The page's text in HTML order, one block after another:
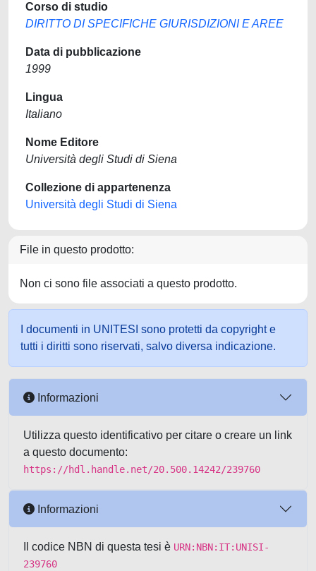
Corso di studio
DIRITTO DI SPECIFICHE GIURISDIZIONI E AREE
Data di pubblicazione
1999
Lingua
Italiano
Nome Editore
Università degli Studi di Siena
Collezione di appartenenza
Università degli Studi di Siena
File in questo prodotto:
Non ci sono file associati a questo prodotto.
I documenti in UNITESI sono protetti da copyright e
tutti i diritti sono riservati, salvo diversa indicazione.
Informazioni
Utilizza questo identificativo per citare o creare un link
a questo documento:
https://hdl.handle.net/20.500.14242/239760
Informazioni
Il codice NBN di questa tesi è URN:NBN:IT:UNISI-
239760